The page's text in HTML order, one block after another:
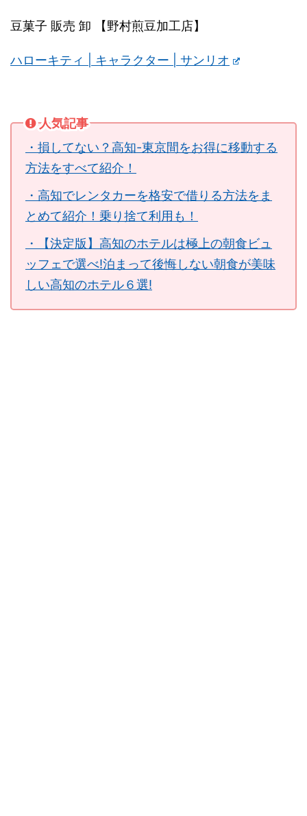
豆菓子 販売 卸 【野村煎豆加工店】
ハローキティ | キャラクター | サンリオ
人気記事
・損してない？高知-東京間をお得に移動する
方法をすべて紹介！
・高知でレンタカーを格安で借りる方法をま
とめて紹介！乗り捨て利用も！
・【決定版】高知のホテルは極上の朝食ビュ
ッフェで選べ!泊まって後悔しない朝食が美味
しい高知のホテル６選!